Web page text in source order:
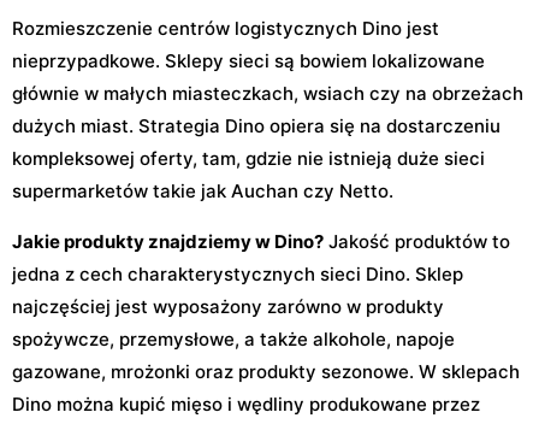
Rozmieszczenie centrów logistycznych Dino jest
nieprzypadkowe. Sklepy sieci są bowiem lokalizowane
głównie w małych miasteczkach, wsiach czy na obrzeżach
dużych miast. Strategia Dino opiera się na dostarczeniu
kompleksowej oferty, tam, gdzie nie istnieją duże sieci
supermarketów takie jak Auchan czy Netto.
Jakie produkty znajdziemy w Dino? Jakość produktów to
jedna z cech charakterystycznych sieci Dino. Sklep
najczęściej jest wyposażony zarówno w produkty
spożywcze, przemysłowe, a także alkohole, napoje
gazowane, mrożonki oraz produkty sezonowe. W sklepach
Dino można kupić mięso i wędliny produkowane przez